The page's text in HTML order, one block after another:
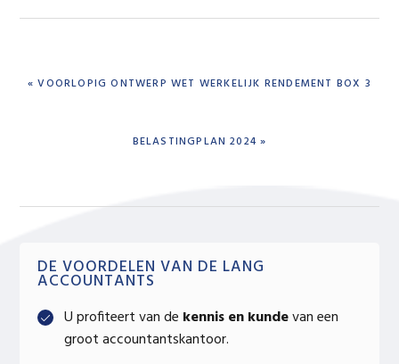
PREVIOUS
« VOORLOPIG ONTWERP WET WERKELIJK RENDEMENT BOX 3
NEXT
BELASTINGPLAN 2024 »
Primary
Sidebar
DE VOORDELEN VAN DE LANG
ACCOUNTANTS
U profiteert van de kennis en kundevan een
groot accountantskantoor.